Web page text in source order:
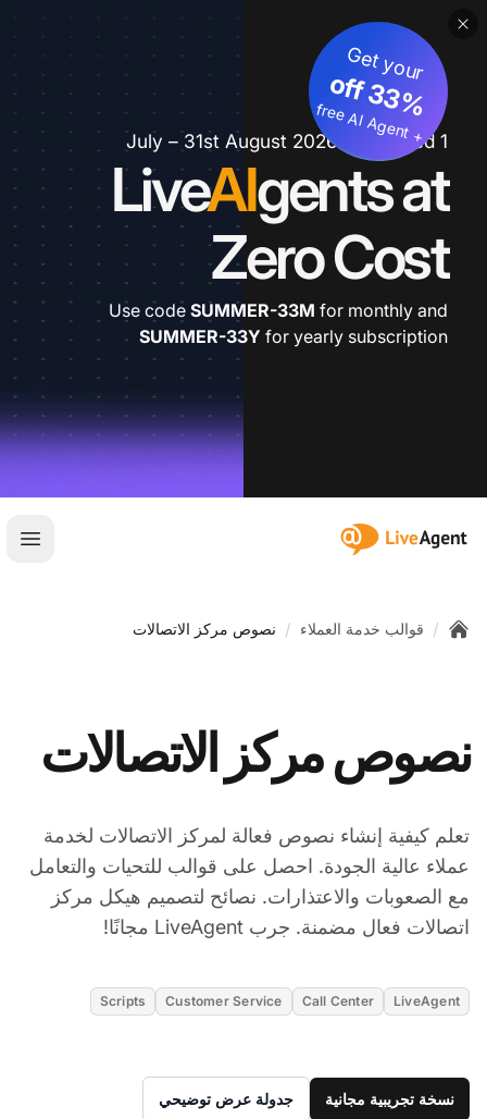
1 July – 31st August 2026 *extended
LiveAIgents at
Zero Cost
Get your
3
3
%
o
ff
+
fre
e
A
I A
g
e
nt
Use code SUMMER-33M for monthly and
SUMMER-33Y for yearly subscription
:site.title
فتح
/ قوالب خدمة العملاء / نصوص مركز الاتصالات
نصوص مركز الاتصالات
تعلم كيفية إنشاء نصوص فعالة لمركز الاتصالات لخدمة
عملاء عالية الجودة. احصل على قوالب للتحيات والتعامل
مع الصعوبات والاعتذارات. نصائح لتصميم هيكل مركز
اتصالات فعال مضمنة. جرب LiveAgent مجانًا!
LiveAgent
Call Center
Customer Service
Scripts
نسخة تجريبية مجانية جدولة عرض توضيحي